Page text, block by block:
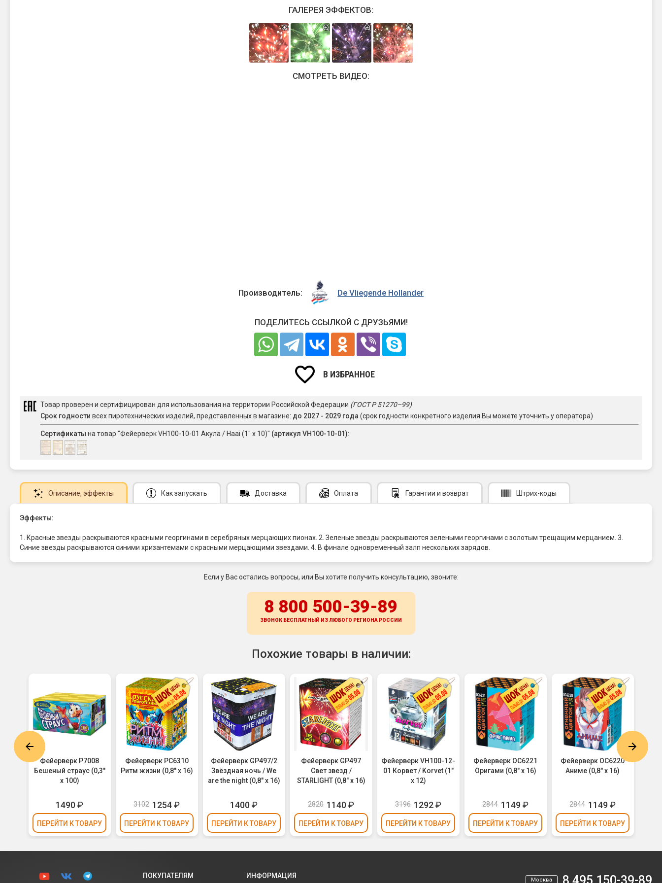
ГАЛЕРЕЯ ЭФФЕКТОВ:
СМОТРЕТЬ ВИДЕО:
Производитель: De Vliegende Hollander
ПОДЕЛИТЕСЬ ССЫЛКОЙ С ДРУЗЬЯМИ!
В ИЗБРАННОЕ
Товар проверен и сертифицирован для использования на территории Российской Федерации (ГОСТ Р 51270–99)
Срок годности всех пиротехнических изделий, представленных в магазине: до 2027 - 2029 года (срок годности конкретного изделия Вы можете уточнить у оператора)
Сертификаты на товар "Фейерверк VH100-10-01 Акула / Haai (1" х 10)" (артикул VH100-10-01):
Описание, эффекты Как запускать Доставка Оплата Гарантии и возврат Штрих-коды
Эффекты:
1. Красные звезды раскрываются красными георгинами в серебряных мерцающих пионах. 2. Зеленые звезды раскрываются зелеными георгинами с золотым трещащим мерцанием. 3.
Синие звезды раскрываются синими хризантемами с красными мерцающими звездами. 4. В финале одновременный залп нескольких зарядов.
Если у Вас остались вопросы, или Вы хотите получить консультацию, звоните:
8 800 500-39-89
ЗВОНОК БЕСПЛАТНЫЙ ИЗ ЛЮБОГО РЕГИОНА РОССИИ
Похожие товары в наличии:
Фейерверк Р7008
Бешеный страус (0,3"
х 100)
1490₽
ПЕРЕЙТИ К ТОВАРУ
Фейерверк РС6310
Ритм жизни (0,8" х 16)
3102 1254₽
ПЕРЕЙТИ К ТОВАРУ
Фейерверк GP497/2
Звёздная ночь / We
are the night (0,8" х 16)
1400₽
ПЕРЕЙТИ К ТОВАРУ
Фейерверк GP497
Свет звезд /
STARLIGHT (0,8" х 16)
2820 1140₽
ПЕРЕЙТИ К ТОВАРУ
Фейерверк VH100-12-
01 Корвет / Korvet (1"
х 12)
3196 1292₽
ПЕРЕЙТИ К ТОВАРУ
Фейерверк ОС6221
Оригами (0,8" х 16)
2844 1149₽
ПЕРЕЙТИ К ТОВАРУ
Фейерверк ОС6220
Аниме (0,8" х 16)
2844 1149₽
ПЕРЕЙТИ К ТОВАРУ
ПОКУПАТЕЛЯМ ИНФОРМАЦИЯ
Москва